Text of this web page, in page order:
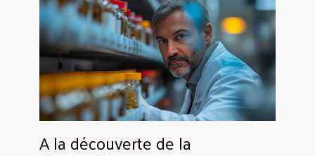
A la découverte de la